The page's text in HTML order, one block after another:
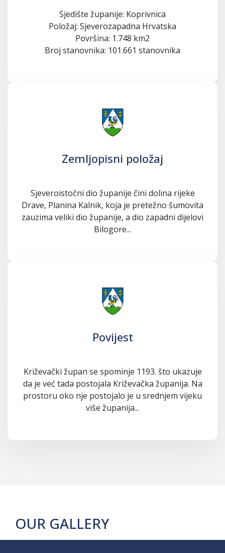
Sjedište županije: Koprivnica
Položaj: Sjeverozapadna Hrvatska
Površina: 1.748 km2
Broj stanovnika: 101.661 stanovnika
Zemljopisni položaj
Sjeveroistočni dio županije čini dolina rijeke
Drave, Planina Kalnik, koja je pretežno šumovita
zauzima veliki dio županije, a dio zapadni dijelovi
Bilogore...
Povijest
Križevački župan se spominje 1193. što ukazuje
da je već tada postojala Križevačka županija. Na
prostoru oko nje postojalo je u srednjem vijeku
više županija...
OUR GALLERY